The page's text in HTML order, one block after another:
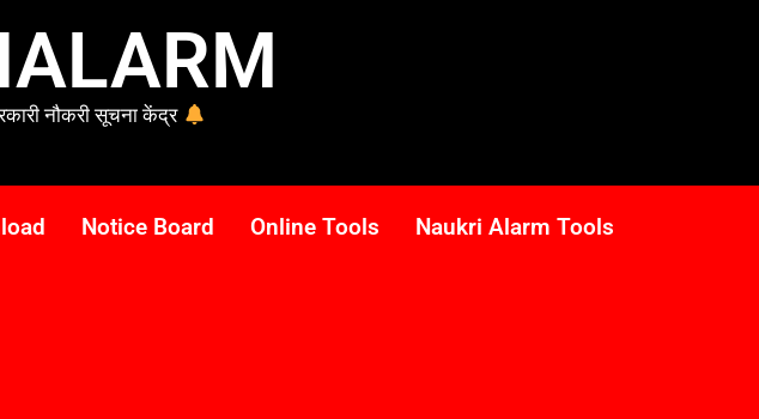
नौकरी सूचना केंद्र
Notice Board Online Tools Naukri Alarm Tools